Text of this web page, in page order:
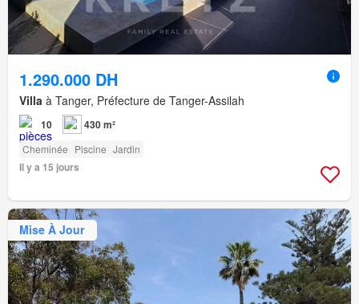
1.290.000 DH
Villa à Tanger, Préfecture de Tanger-Assilah
10 430 m²
Cheminée Piscine Jardin
Il y a 15 jours
Mise À Jour